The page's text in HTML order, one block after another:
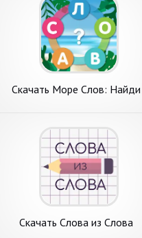
Скачать Море Слов: Найди
Скачать Слова из Слова